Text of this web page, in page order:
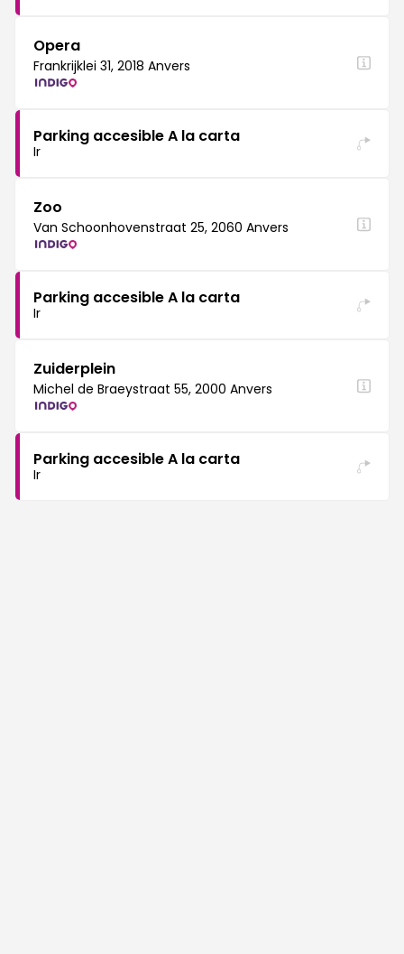
Opera
Frankrijklei 31, 2018 Anvers
Parking accesible A la carta
Ir
Zoo
Van Schoonhovenstraat 25, 2060 Anvers
Parking accesible A la carta
Ir
Zuiderplein
Michel de Braeystraat 55, 2000 Anvers
Parking accesible A la carta
Ir